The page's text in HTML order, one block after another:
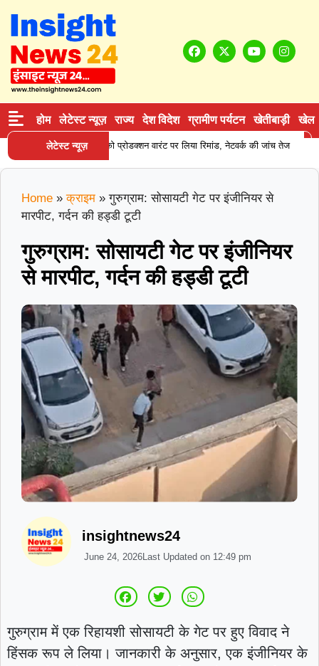
होम लेटेस्ट न्यूज़ राज्य देश विदेश ग्रामीण पर्यटन खेतीबाड़ी खेल
लेटेस्ट न्यूज़
सप्लाई करने वाले आरोपी को प्रोडक्शन वारंट पर लिया रिमांड, नेटवर्क की जांच तेज |
Home » क्राइम »गुरुग्राम: सोसायटी गेट पर इंजीनियर से
मारपीट, गर्दन की हड्डी टूटी
गुरुग्राम: सोसायटी गेट पर इंजीनियर
से मारपीट, गर्दन की हड्डी टूटी
insightnews24
June 24, 2026Last Updated on 12:49 pm
गुरुग्राम में एक रिहायशी सोसायटी के गेट पर हुए विवाद ने
हिंसक रूप ले लिया। जानकारी के अनुसार, एक इंजीनियर के